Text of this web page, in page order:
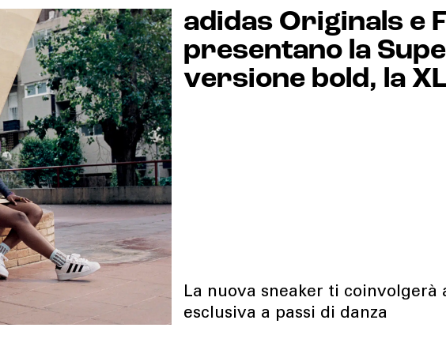
adidas Originals e
presentano la
versione bold, la
La nuova sneaker ti coinvolgerà
esclusiva a passi di danza